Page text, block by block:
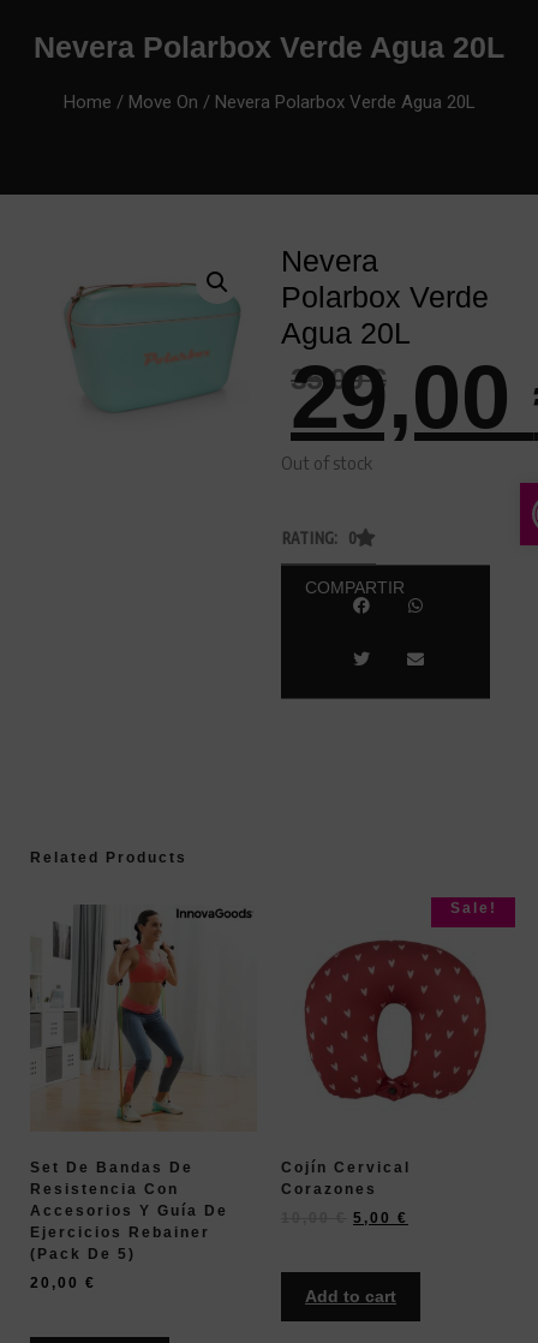
Nevera Polarbox Verde Agua 20L
Home / Move On / Nevera Polarbox Verde Agua 20L
Nevera
Polarbox Verde
Agua 20L
35,00€
29,00
Out of stock
RATING: 0
COMPARTIR
Related Products
Set De Bandas De
Resistencia Con
Accesorios Y Guía De
Ejercicios Rebainer
(pack De 5)
20,00 €
Sale!
Cojín Cervical
Corazones
5,00 €
Add to cart